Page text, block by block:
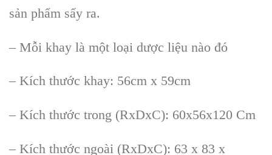
sản phẩm sấy ra.
– Mỗi khay là một loại dược liệu nào đó
– Kích thước khay: 56cm x 59cm
– Kích thước trong (RxDxC): 60x56x120 Cm
– Kích thước ngoài (RxDxC): 63 x 83 x